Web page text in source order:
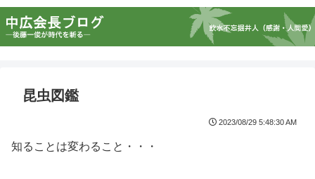
昆虫図鑑
2023/08/29 5:48:30 AM
知ることは変わること・・・